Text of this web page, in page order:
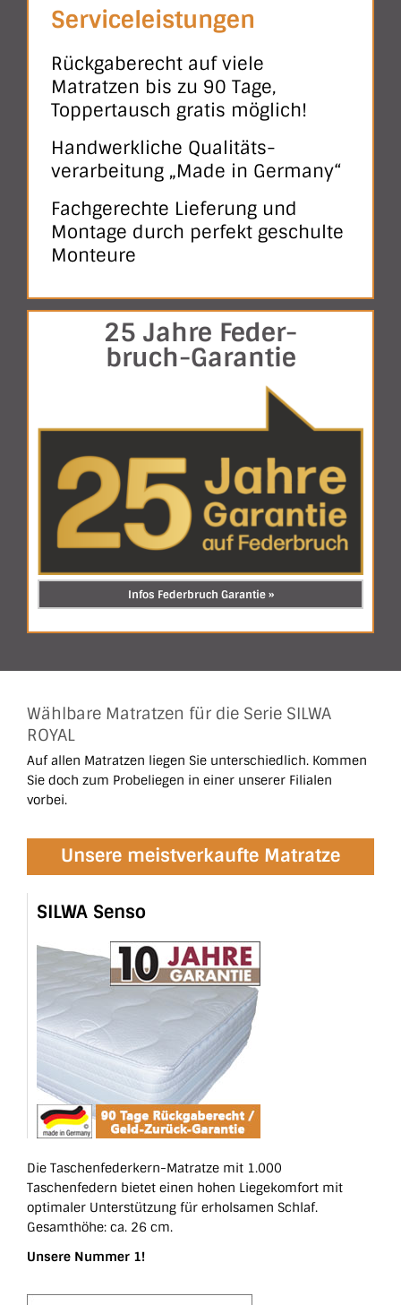
Serviceleistungen
Rückgaberecht auf viele
Matratzen bis zu 90 Tage,
Toppertausch gratis möglich!
Handwerkliche Qualitäts­
verarbeitung „Made in Germany“
Fachgerechte Lieferung und
Montage durch perfekt geschulte
Monteure
25 Jahre Feder-
bruch-Garantie
Infos Federbruch Garantie »
Wählbare Matratzen für die Serie SILWA
ROYAL
Auf allen Matratzen liegen Sie unterschiedlich. Kommen
Sie doch zum Probeliegen in einer unserer Filialen
vorbei.
Unsere meistverkaufte Matratze
SILWA Senso
Die Taschenfederkern-Matratze mit 1.000
Taschenfedern bietet einen hohen Liegekomfort mit
optimaler Unterstützung für erholsamen Schlaf.
Gesamthöhe: ca. 26 cm.
Unsere Nummer 1!